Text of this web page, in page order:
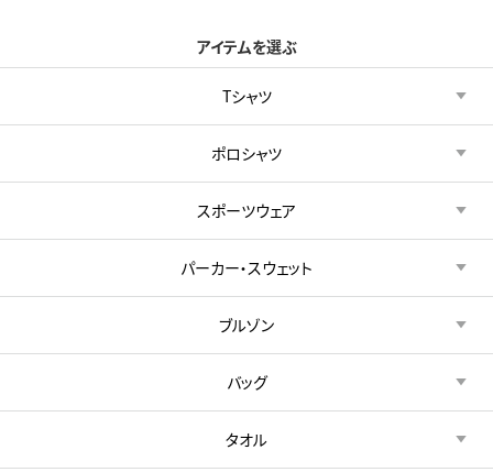
アイテムを選ぶ
Tシャツ
ポロシャツ
スポーツウェア
パーカー・スウェット
ブルゾン
バッグ
タオル